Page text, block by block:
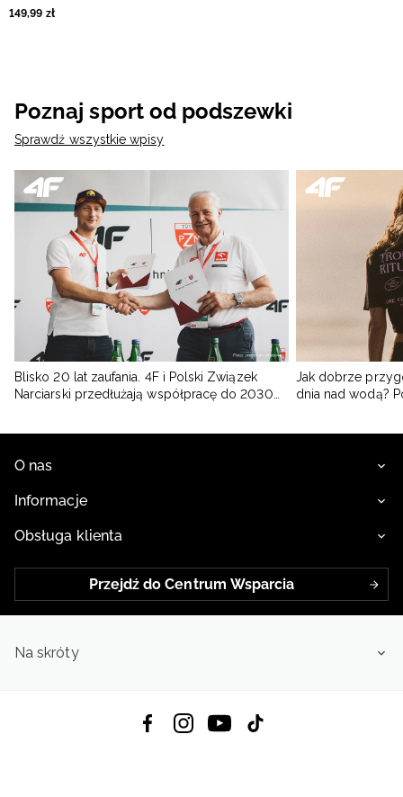
Sl - czarny
149,99 zł
Poznaj sport od podszewki
Sprawdź wszystkie wpisy
Blisko 20 lat zaufania. 4F i Polski Związek
Narciarski przedłużają współpracę do 2030
Jak dobrze
dnia nad wodą?
O nas
Informacje
Obsługa klienta
Przejdź do Centrum Wsparcia
Na skróty